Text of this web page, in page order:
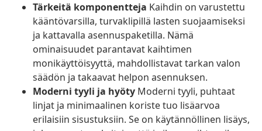
Tärkeitä komponentteja Kaihdin on varustettu
kääntövarsilla, turvaklipillä lasten suojaamiseksi
ja kattavalla asennuspaketilla. Nämä
ominaisuudet parantavat kaihtimen
monikäyttöisyyttä, mahdollistavat tarkan valon
säädön ja takaavat helpon asennuksen.
Moderni tyyli ja hyöty Moderni tyyli, puhtaat
linjat ja minimaalinen koriste tuo lisäarvoa
erilaisiin sisustuksiin. Se on käytännöllinen lisäys,